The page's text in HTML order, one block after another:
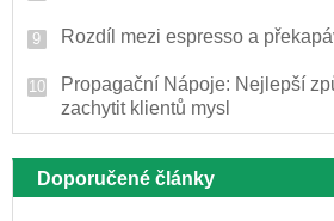
Rozdíl mezi espresso a
Propagační Nápoje: Nejlepší
zachytit klientů mysl
Doporučené články